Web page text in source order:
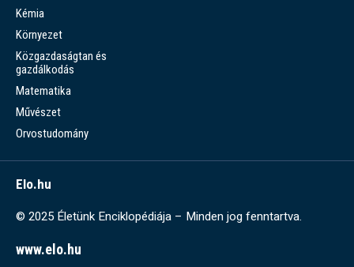
Kémia
Környezet
Közgazdaságtan és
gazdálkodás
Matematika
Művészet
Orvostudomány
Elo.hu
© 2025 Életünk Enciklopédiája – Minden jog fenntartva.
www.elo.hu